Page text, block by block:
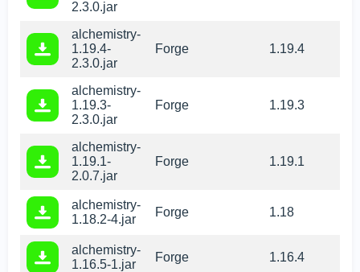
2.3.0.jar
alchemistry-
1.19.4-
2.3.0.jar
Forge 1.19.4
alchemistry-
1.19.3-
2.3.0.jar
Forge 1.19.3
alchemistry-
1.19.1-
2.0.7.jar
Forge 1.19.1
alchemistry-
1.18.2-4.jar
Forge 1.18
alchemistry-
1.16.5-1.jar
Forge 1.16.4